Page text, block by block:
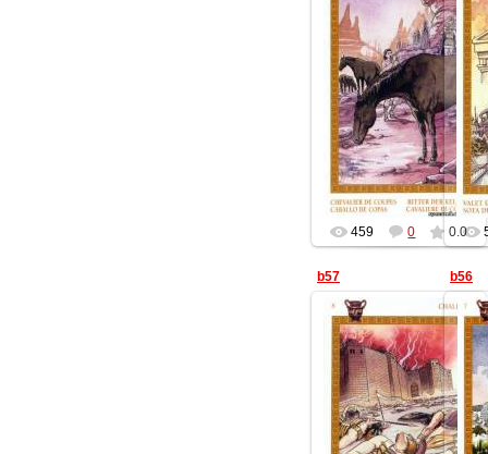
13.07.2014
Геката
459 0 0.0
b57
13.07.2014
Геката
b56